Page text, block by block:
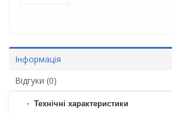
Інформація
Відгуки (0)
Технічні характеристики